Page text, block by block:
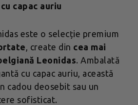
capac auriu
este o selecție premium
, create din cea mai
Leonidas. Ambalată
cu capac auriu, această
cadou deosebit sau un
sofisticat.